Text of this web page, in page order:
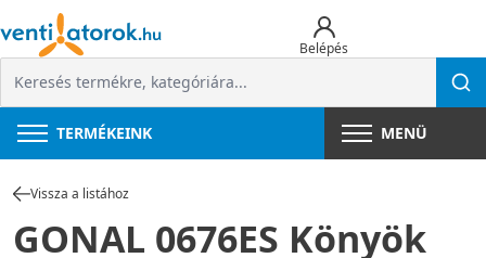
Belépés
TERMÉKEINK MENÜ
Vissza a listához
GONAL 0676ES Könyök